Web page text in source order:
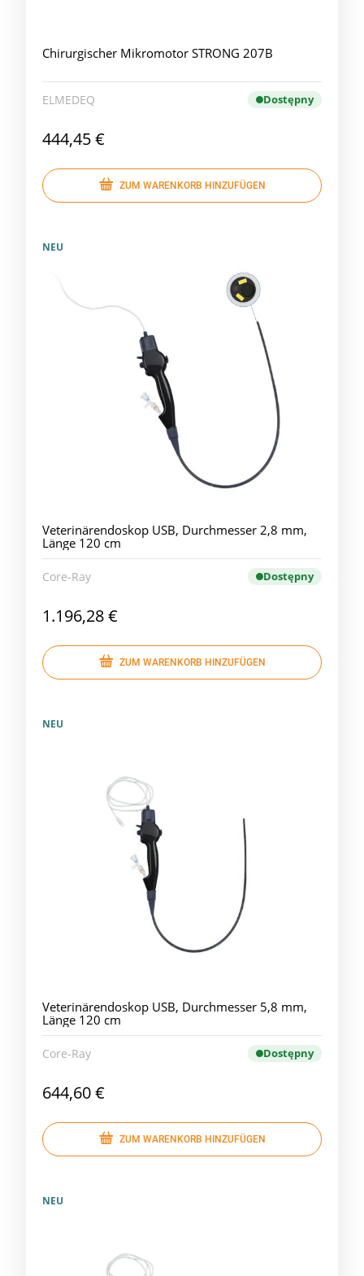
Chirurgischer Mikromotor STRONG 207B
ELMEDEQ Dostępny
444,45 €
ZUM WARENKORB HINZUFÜGEN
Veterinärendoskop USB, Durchmesser 2,8 mm,
Länge 120 cm
Core-Ray Dostępny
1.196,28 €
ZUM WARENKORB HINZUFÜGEN
NEU
Veterinärendoskop USB, Durchmesser 5,8 mm,
Länge 120 cm
Core-Ray Dostępny
644,60 €
ZUM WARENKORB HINZUFÜGEN
NEU
NEU